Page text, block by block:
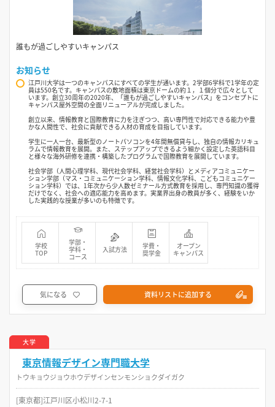
誰もが過ごしやすいキャンパス
お知らせ
江戸川大学は一つのキャンパスにすべての学生が通います。2学部6学科で1学年の定
員は550名です。キャンパスの敷地面積は東京ドームの約１，１個分で広々として
います。創立30周年の2020年、「誰もが過ごしやすいキャンパス」をコンセプトに
キャンパス屋外空間の全面リニューアルが完成しました。
創立以来、情報教育と国際教育に力を注ぎつつ、高い専門性で対応できる能力や豊
かな人間性で、社会に貢献できる人材の育成を目指しています。
学生に一人一台、最新型のノートパソコンを4年間無償貸与し、独自の情報カリキュ
ラムで情報教育を展開。また、ステップアップできるよう細かく設定した英語科目
と様々な海外研修を連携・構築したプログラムで国際教育を展開しています。
社会学部（人間心理学科、現代社会学科、経営社会学科）とメディアコミュニケー
ション学部（マス・コミュニケーション学科、情報文化学科、こどもコミュニケー
ション学科）では、1年次から少人数ゼミナール方式教育を採用し、専門知識の獲得
だけでなく、社会への適応能力を高めます。実業界出身の教員が多く、経験をいか
した実践的な授業が多いのも特徴です。
学校
TOP
学部・
学科・
コース
入試方法
学費・
奨学金
オープン
キャンパス
気になる 資料リストに追加する
大学
東京情報デザイン専門職大学
トウキョウジョウホウデザインセンモンショクダイガク
[東京都]江戸川区小松川2-7-1